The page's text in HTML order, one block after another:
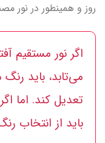
روز و همینطور در نور
اگر نور مستقیم
می‌تابد، باید رنگ
تعدیل کند. اما
باید از انتخاب